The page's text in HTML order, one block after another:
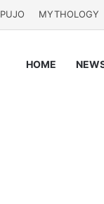
MYTHOLOGY
HOME